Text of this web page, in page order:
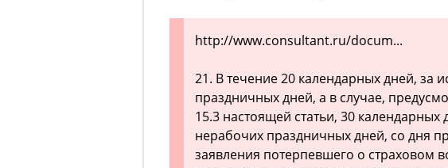
http://www.consultant.ru/docum...
21. В течение 20 календарных дней, за
праздничных дней, а в случае,
15.3 настоящей статьи, 30
нерабочих праздничных дней, со дня
заявления потерпевшего о страховом